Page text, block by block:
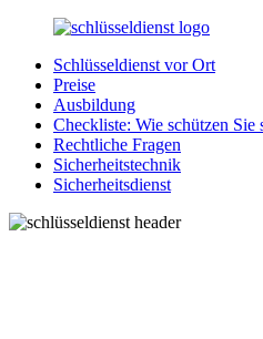
Zurück
Inhalt
SchluesseldienstDirekt.de
Ihre
Notlage
wird
gelöst!
Schlüsseldienst vor Ort
Preise
Ausbildung
Checkliste: Wie schützen Sie
Rechtliche Fragen
Sicherheitstechnik
Sicherheitsdienst